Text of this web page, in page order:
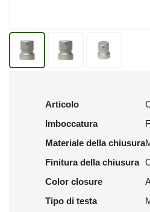
Articolo
Imboccatura
Materiale della chiusura
Finitura della chiusura
Color closure
Tipo di testa